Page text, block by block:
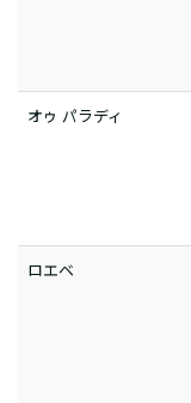
オゥ パラディ
ロエベ